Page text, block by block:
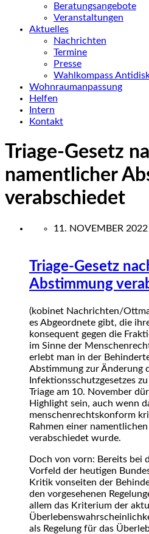
Beratungsangebote
Veranstaltungen
Aktuelles
Nachrichten
Termine
Presse
Wahlkompass
Wohnraumanpassung
Helfen
Intern
Kontakt
Triage-Gesetz
namentlicher
verabschiedet
11. NOVEMBER 2022
Triage-Gesetz
Abstimmung
(kobinet Nachrichten/
es Abgeordnete gibt, die
konsequent gegen die
im Sinne der
erlebt man in der
Abstimmung zur Änderung
Infektionsschutzgesetzes
Triage am 10. November
Highlight sein, auch wenn
menschenrechtskonform
Rahmen einer
verabschiedet wurde.
Doch von vorn: Bereits bei
Vorfeld der heutigen
Kritik vonseiten der
den vorgesehenen
allem das Kriterium der
als Regelung für das